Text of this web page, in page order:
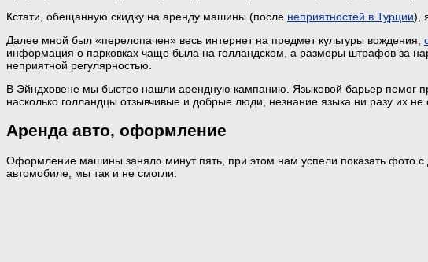
Кстати, обещанную скидку на аренду машины (после неприятностей в Турции),
Далее мной был «перелопачен» весь интернет на предмет культуры вождения,
информация о парковках чаще была на голландском, а размеры штрафов за
неприятной регулярностью.
В Эйндховене мы быстро нашли арендную кампанию. Языковой барьер помог
насколько голландцы отзывчивые и добрые люди, незнание языка ни разу их не
Аренда авто, оформление
Оформление машины заняло минут пять, при этом нам успели показать фото
автомобиле, мы так и не смогли.